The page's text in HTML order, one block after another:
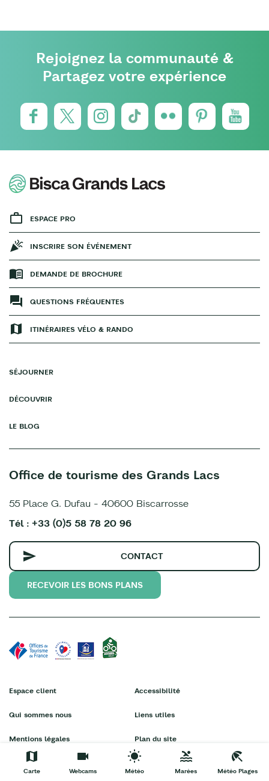
Rejoignez la communauté &
Partagez votre expérience
ESPACE PRO
INSCRIRE SON ÉVÉNEMENT
DEMANDE DE BROCHURE
QUESTIONS FRÉQUENTES
ITINÉRAIRES VÉLO & RANDO
SÉJOURNER
DÉCOUVRIR
LE BLOG
Office de tourisme des Grands Lacs
55 Place G. Dufau - 40600 Biscarrosse
Tél : +33 (0)5 58 78 20 96
CONTACT
RECEVOIR LES BONS PLANS
Espace client
Qui sommes nous
Mentions légales
Conditions générales
Accessibilité
Liens utiles
Plan du site
StudioJuillet
Carte Webcams Météo Marées Météo Plages